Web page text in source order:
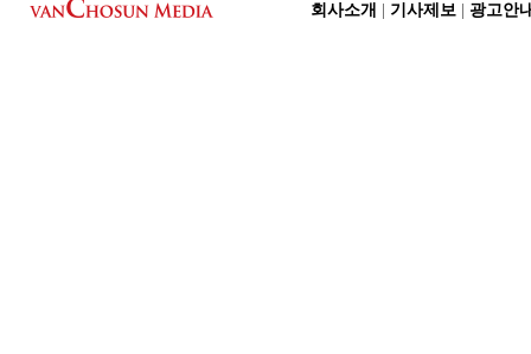
회사소개 기사제보 광고안